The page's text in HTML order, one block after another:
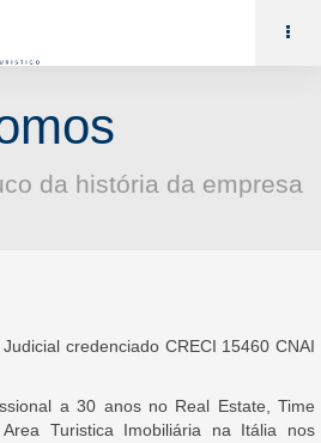
da história da empresa
credenciado CRECI 15460 CNAI
a 30 anos no Real Estate, Time
Turistica Imobiliária na Itália nos